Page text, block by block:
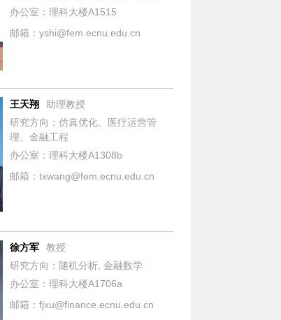
办公室：理科大楼A1515
邮箱：yshi@fem.ecnu.edu.cn
王天翔
助理教授
研究方向：仿真优化、医疗运营管
理、金融工程
办公室：理科大楼A1308b
邮箱：txwang@fem.ecnu.edu.cn
徐方军
教授
研究方向：随机分析, 金融数学
办公室：理科大楼A1706a
邮箱：fjxu@finance.ecnu.edu.cn